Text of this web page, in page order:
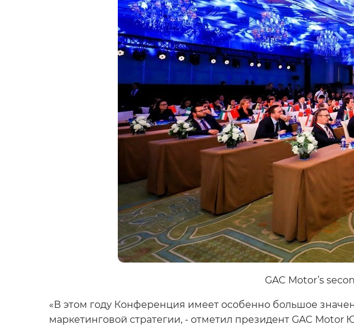
GAC Motor’s
«В этом году Конференция имеет особенно большое
маркетинговой стратегии, - отметил президент GAC